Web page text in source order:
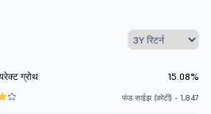
ग्रोथ 15.08%
फंड साईझ (कोटी) - 1,847